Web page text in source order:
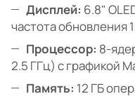
Дисплей: 6.8"
частота обновления
Процессор: 8-
2.5 ГГц) с графикой
Память: 12 ГБ